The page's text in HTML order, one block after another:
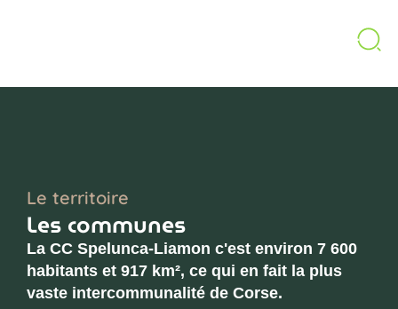
Le territoire
Les communes
La CC Spelunca-Liamon c'est environ 7 600
habitants et 917 km², ce qui en fait la plus
vaste intercommunalité de Corse.